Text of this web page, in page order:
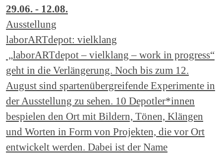
29.06. - 12.08.
Ausstellung
laborARTdepot: vielklang
„laborARTdepot – vielklang – work in progress“
geht in die Verlängerung. Noch bis zum 12.
August sind spartenübergreifende Experimente in
der Ausstellung zu sehen. 10 Depotler*innen
bespielen den Ort mit Bildern, Tönen, Klängen
und Worten in Form von Projekten, die vor Ort
entwickelt werden. Dabei ist der Name